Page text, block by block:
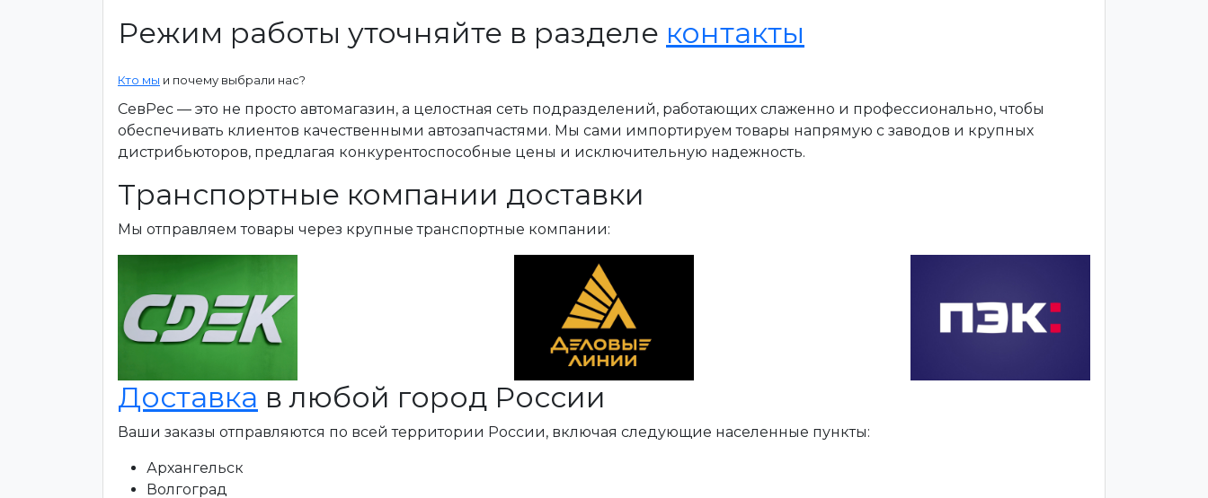
Режим работы уточняйте в разделе контакты
Кто мы и почему выбрали нас?
СевРес — это не просто автомагазин, а целостная сеть подразделений, работающих слаженно и профессионально, чтобы
обеспечивать клиентов качественными автозапчастями. Мы сами импортируем товары напрямую с заводов и крупных
дистрибьюторов, предлагая конкурентоспособные цены и исключительную надежность.
Транспортные компании доставки
Мы отправляем товары через крупные транспортные компании:
Доставка в любой город России
Ваши заказы отправляются по всей территории России, включая следующие населенные пункты:
Архангельск
Волгоград